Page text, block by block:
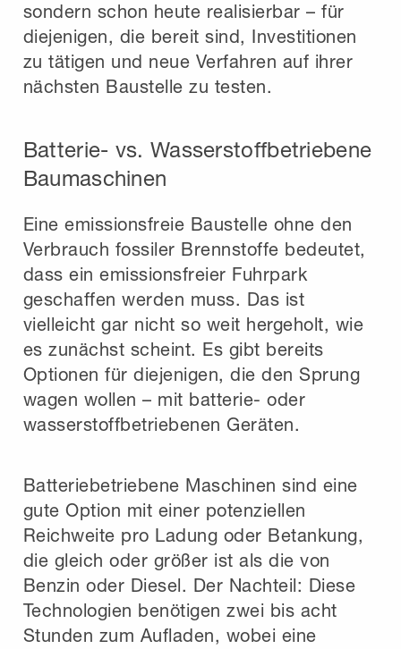
sondern schon heute realisierbar – für
diejenigen, die bereit sind, Investitionen
zu tätigen und neue Verfahren auf ihrer
nächsten Baustelle zu testen.
Batterie- vs. Wasserstoffbetriebene
Baumaschinen
Eine emissionsfreie Baustelle ohne den
Verbrauch fossiler Brennstoffe bedeutet,
dass ein emissionsfreier Fuhrpark
geschaffen werden muss. Das ist
vielleicht gar nicht so weit hergeholt, wie
es zunächst scheint. Es gibt bereits
Optionen für diejenigen, die den Sprung
wagen wollen – mit batterie- oder
wasserstoffbetriebenen Geräten.
Batteriebetriebene Maschinen sind eine
gute Option mit einer potenziellen
Reichweite pro Ladung oder Betankung,
die gleich oder größer ist als die von
Benzin oder Diesel. Der Nachteil: Diese
Technologien benötigen zwei bis acht
Stunden zum Aufladen, wobei eine